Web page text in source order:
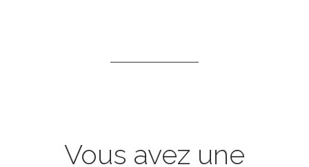
Vous avez une